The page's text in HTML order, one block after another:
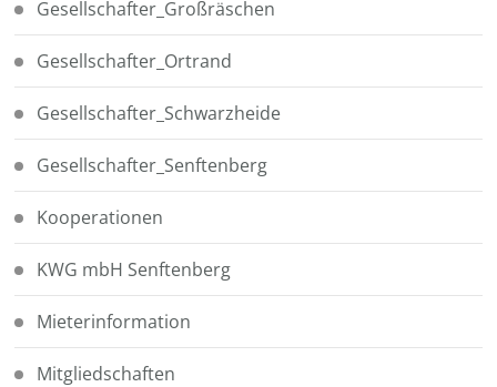
Gesellschafter_Großräschen
Gesellschafter_Ortrand
Gesellschafter_Schwarzheide
Gesellschafter_Senftenberg
Kooperationen
KWG mbH Senftenberg
Mieterinformation
Mitgliedschaften